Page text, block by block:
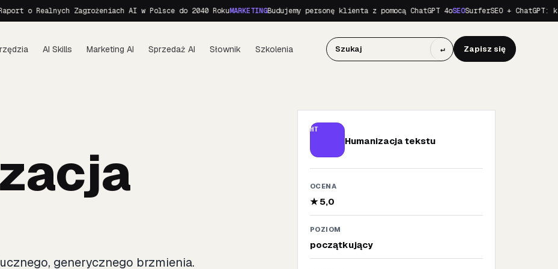
o Realnych Zagrożeniach AI w Polsce do 2040 RokuMARKETINGBudujemy personę klienta z pomocą ChatGPT 4o SEOSurferSEO + ChatGPT:
AI Skills Marketing AI Sprzedaż AI Słownik Szkolenia ↵ Zapisz się
generycznego brzmienia.
HT
Humanizacja tekstu
OCENA
★ 5,0
POZIOM
początkujący